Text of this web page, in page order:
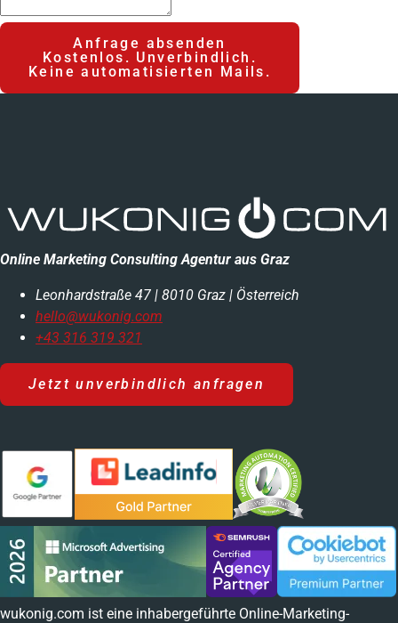
Anfrage absenden
Kostenlos. Unverbindlich.
Keine automatisierten Mails.
Online Marketing Consulting Agentur aus Graz
Leonhardstraße 47 | 8010 Graz | Österreich
hello@wukonig.com
+43 316 319 321
Jetzt unverbindlich anfragen
wukonig.com ist eine inhabergeführte Online-Marketing-